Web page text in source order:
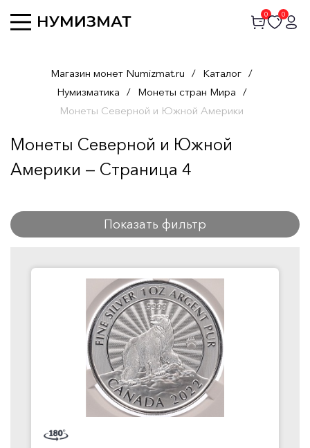
0 0
Магазин монет Numizmat.ru / Каталог /
Нумизматика / Монеты стран Мира /
Монеты Северной и Южной Америки
Монеты Северной и Южной
Америки — Страница 4
Показать фильтр